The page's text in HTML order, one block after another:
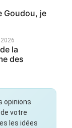
Goudou, je
la
des
opinions
votre
les idées